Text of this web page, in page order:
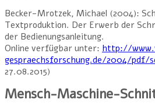
Becker-Mrotzek, Michael (2004):
Textproduktion. Der Erwerb der
der Bedienungsanleitung.
Online verfügbar unter: http://
gespraechsforschung.de/2004/pdf/
27.08.2015)
Mensch-Maschine-